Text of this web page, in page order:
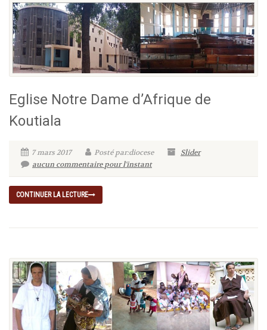
Eglise Notre Dame d’Afrique de
Koutiala
7 mars 2017 Posté par:diocese
Slider
aucun commentaire pour l'instant
CONTINUER LA LECTURE